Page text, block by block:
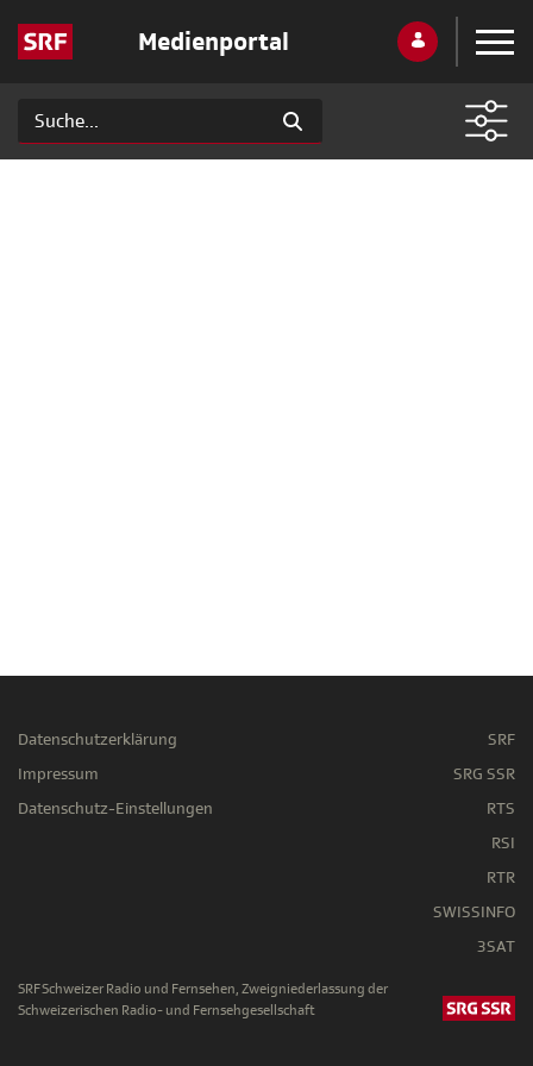
Medienportal
Datenschutzerklärung
Impressum
Datenschutz-Einstellungen
SRF
SRG SSR
RTS
RSI
RTR
SWISSINFO
3SAT
SRF Schweizer Radio und Fernsehen, Zweigniederlassung der
Schweizerischen Radio- und Fernsehgesellschaft